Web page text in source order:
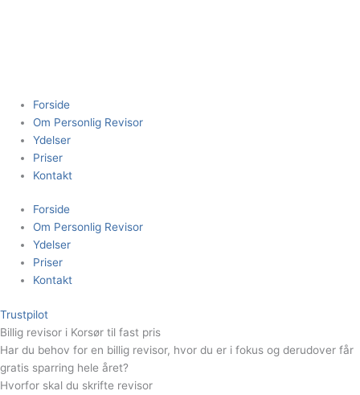
Forside
Om Personlig Revisor
Ydelser
Priser
Kontakt
Forside
Om Personlig Revisor
Ydelser
Priser
Kontakt
Trustpilot
Billig revisor i Korsør til fast pris
Har du behov for en billig revisor, hvor du er i fokus og derudover får
gratis sparring hele året?
Hvorfor skal du skrifte revisor